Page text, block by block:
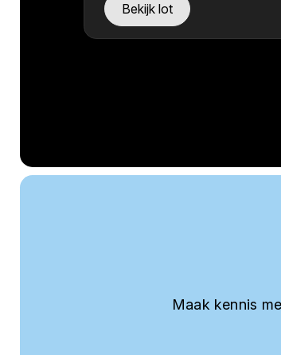
Bekijk lot
Maak kennis